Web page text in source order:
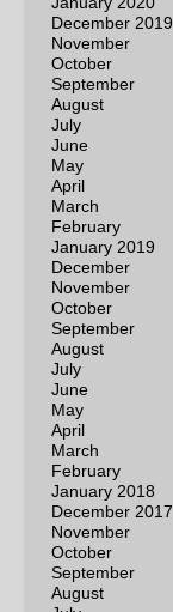
December 2019
November
October
September
August
July
June
May
April
March
February
January 2019
December
November
October
September
August
July
June
May
April
March
February
January 2018
December 2017
November
October
September
August